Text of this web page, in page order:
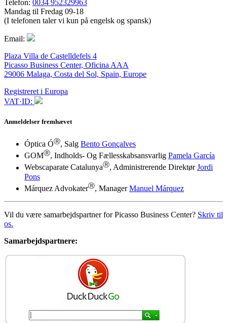
Telefon: 0034 952329963
Mandag til Fredag 09-18
(I telefonen taler vi kun på engelsk og spansk)
Email:
Plaza Villa de Castelldefels 4
Picasso Business Center, Oficina AAA
29006 Malaga, Costa del Sol, Spain, Europe
Registreret i Europa
VAT·ID:
Anmeldelser fremhævet
Óptica ÓⓇ, Salg Bento Gonçalves
GOMⓇ, Indholds- Og Fællesskabsansvarlig Pamela García
Webscaparate CatalunyaⓇ, Administrerende DirektørJordi
Pons
Márquez AdvokaterⓇ, ManagerManuel Márquez
Vil du være samarbejdspartner for Picasso Business Center? Skriv til
os.
Samarbejdspartnere: